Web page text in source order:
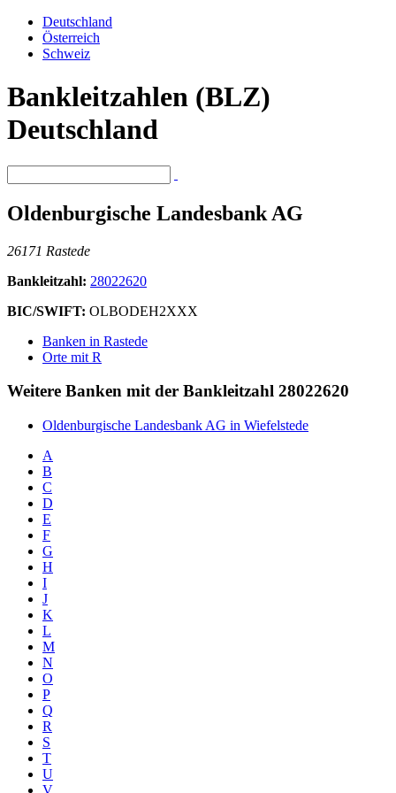
Deutschland
Österreich
Schweiz
Bankleitzahlen (BLZ)
Deutschland
Oldenburgische Landesbank AG
26171 Rastede
Bankleitzahl: 28022620
BIC/SWIFT: OLBODEH2XXX
Banken in Rastede
Orte mit R
Weitere Banken mit der Bankleitzahl 28022620
Oldenburgische Landesbank AG in Wiefelstede
A
B
C
D
E
F
G
H
I
J
K
L
M
N
O
P
Q
R
S
T
U